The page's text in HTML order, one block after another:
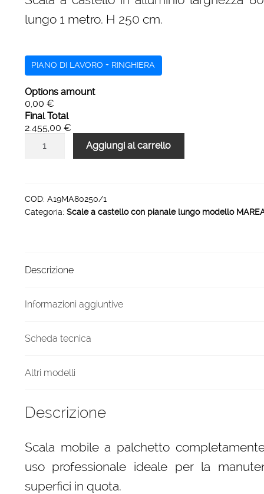
era:
lungo 1 metro. H 250 cm.
PIANO DI LAVORO + RINGHIERA
Options amount
0,00 €
Final Total
2.455,00 €
250
larghezza
un
MAREA
Aggiungi al carrello
COD: A19MA80250/1
Categoria: Scale a castello con pianale lungo modello
Descrizione
Informazioni aggiuntive
Scheda tecnica
Altri modelli
Descrizione
Scala mobile a palchetto
uso professionale ideale per la
superfici in quota.